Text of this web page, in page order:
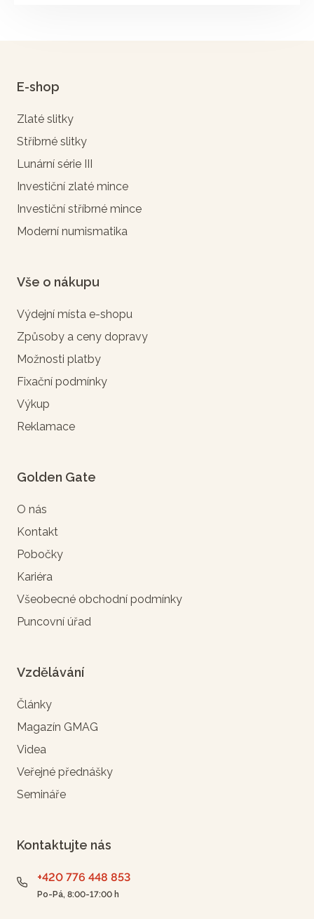
E-shop
Zlaté slitky
Stříbrné slitky
Lunární série III
Investiční zlaté mince
Investiční stříbrné mince
Moderní numismatika
Vše o nákupu
Výdejní místa e-shopu
Způsoby a ceny dopravy
Možnosti platby
Fixační podmínky
Výkup
Reklamace
Golden Gate
O nás
Kontakt
Pobočky
Kariéra
Všeobecné obchodní podmínky
Puncovní úřad
Vzdělávání
Články
Magazín GMAG
Videa
Veřejné přednášky
Semináře
Kontaktujte nás
+420 776 448 853
Po-Pá, 8:00-17:00 h